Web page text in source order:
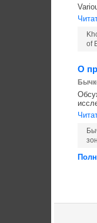
of
О